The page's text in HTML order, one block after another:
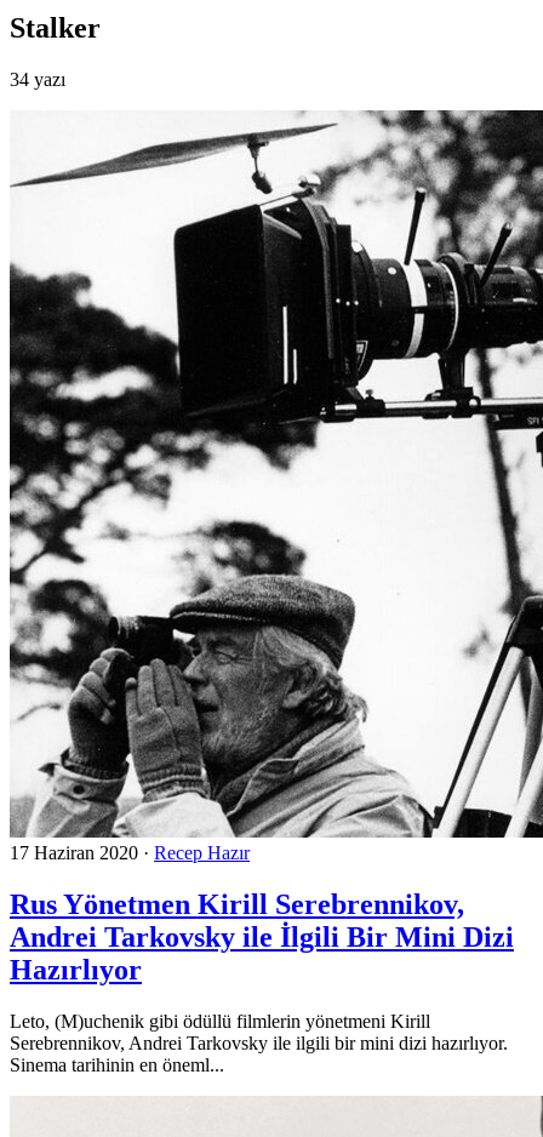
Stalker
34 yazı
17 Haziran 2020 · Recep Hazır
Rus Yönetmen Kirill Serebrennikov,
Andrei Tarkovsky ile İlgili Bir Mini Dizi
Hazırlıyor
Leto, (M)uchenik gibi ödüllü filmlerin yönetmeni Kirill
Serebrennikov, Andrei Tarkovsky ile ilgili bir mini dizi hazırlıyor.
Sinema tarihinin en öneml...